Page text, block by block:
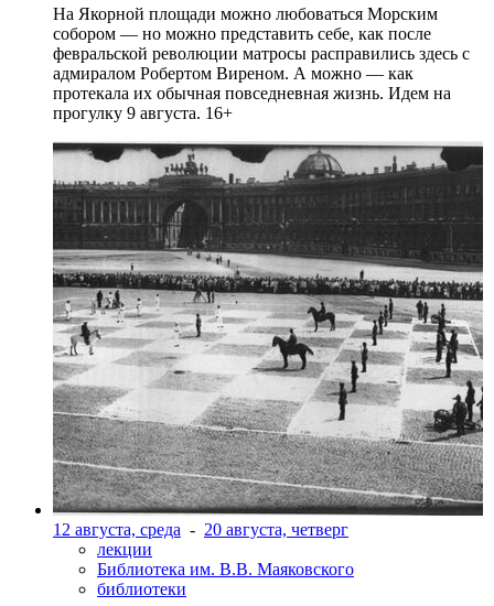
На Якорной площади можно любоваться Морским
собором — но можно представить себе, как после
февральской революции матросы расправились здесь с
адмиралом Робертом Виреном. А можно — как
протекала их обычная повседневная жизнь. Идем на
прогулку 9 августа. 16+
12 августа, среда - 20 августа, четверг
лекции
Библиотека им. В.В. Маяковского
библиотеки